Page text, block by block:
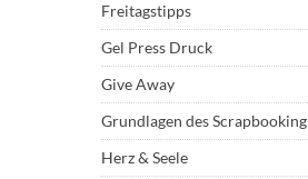
Freitagstipps
Gel Press Druck
Give Away
Grundlagen des Scrapbooking
Herz & Seele